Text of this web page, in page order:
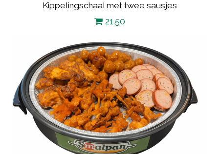
Kippelingschaal met twee sausjes
21.50